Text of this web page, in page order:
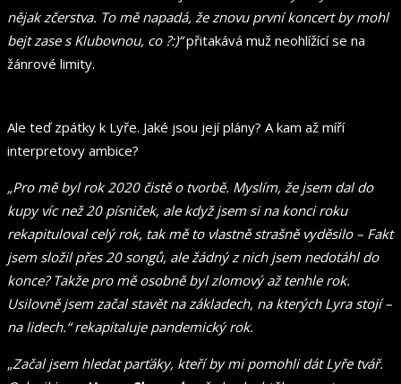
nějak zčerstva. To mě napadá, že znovu první koncert by mohl
bejt zase s Klubovnou, co ?:)“přitakává muž neohlížící se na
žánrové limity.
Ale teď zpátky k Lyře. Jaké jsou její plány? A kam až míří
interpretovy ambice?
„Pro mě byl rok 2020 čistě o tvorbě. Myslím, že jsem dal do
kupy víc než 20 písniček, ale když jsem si na konci roku
rekapituloval celý rok, tak mě to vlastně strašně vyděsilo – Fakt
jsem složil přes 20 songů, ale žádný z nich jsem nedotáhl do
konce? Takže pro mě osobně byl zlomový až tenhle rok.
Usilovně jsem začal stavět na základech, na kterých Lyra stojí –
na lidech.“ rekapitaluje pandemický rok.
„Začal jsem hledat parťáky, kteří by mi pomohli dát Lyře tvář.